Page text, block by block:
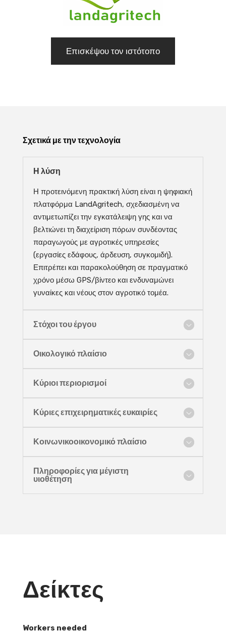
Επισκέψου τον ιστότοπο
Σχετικά με την τεχνολογία
Η λύση
Η προτεινόμενη πρακτική λύση είναι η ψηφιακή
πλατφόρμα LandAgritech, σχεδιασμένη να
αντιμετωπίζει την εγκατάλειψη γης και να
βελτιώνει τη διαχείριση πόρων συνδέοντας
παραγωγούς με αγροτικές υπηρεσίες
(εργασίες εδάφους, άρδευση, συγκομιδή).
Επιτρέπει και παρακολούθηση σε πραγματικό
χρόνο μέσω GPS/βίντεο και ενδυναμώνει
γυναίκες και νέους στον αγροτικό τομέα.
Στόχοι του έργου
Οικολογικό πλαίσιο
Κύριοι περιορισμοί
Κύριες επιχειρηματικές ευκαιρίες
Κοινωνικοοικονομικό πλαίσιο
Πληροφορίες για μέγιστη
υιοθέτηση
Δείκτες
Workers needed